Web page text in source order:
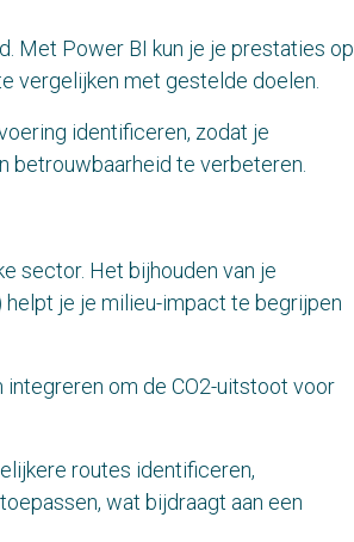
Met Power BI kun je je prestaties op
vergelijken met gestelde doelen.
identificeren, zodat je
betrouwbaarheid te verbeteren.
sector. Het bijhouden van je
je je milieu-impact te begrijpen
om de CO2-uitstoot voor
routes identificeren,
wat bijdraagt aan een